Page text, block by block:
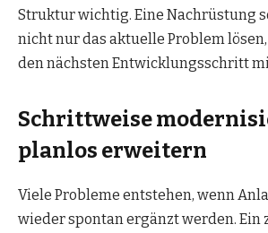
Struktur wichtig. Eine Nachrüstung
nicht nur das aktuelle Problem
den nächsten Entwicklungsschritt
Schrittweise
planlos erweitern
Viele Probleme entstehen, wenn
wieder spontan ergänzt werden. Ein